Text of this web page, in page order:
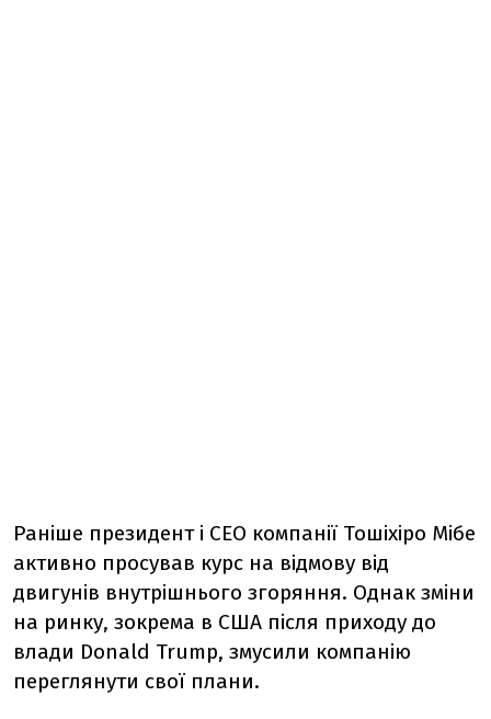
Раніше президент і CEO компанії Тошіхіро Мібе
активно просував курс на відмову від
двигунів внутрішнього згоряння. Однак зміни
на ринку, зокрема в США після приходу до
влади Donald Trump, змусили компанію
переглянути свої плани.